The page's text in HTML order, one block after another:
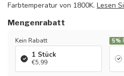
Farbtemperatur von 1800K. Lesen
Mengenrabatt
Kein Rabatt
1 Stück
€5,99
5%